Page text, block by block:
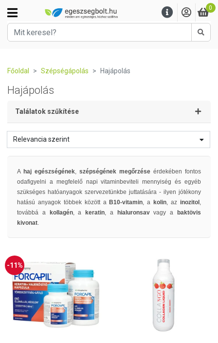
0
Főoldal Szépségápolás Hajápolás
Hajápolás
Találatok szűkítése
Relevancia szerint
A haj egészségének, szépségének megőrzése érdekében fontos
odafigyelni a megfelelő napi vitaminbeviteli mennyiség és egyéb
szükséges hatóanyagok szervezetünkbe juttatására - ilyen jótékony
hatású anyagok többek között a B10-vitamin, a kolin, az inozitol ,
továbbá a
kollagén, a keratin, a hialuronsavvagy a
baktövis
kivonat.
-11%